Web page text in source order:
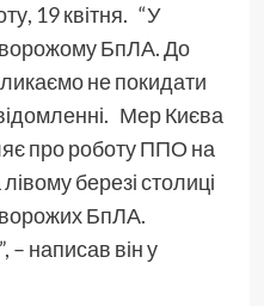
19 квітня. “У
БпЛА. До
не покидати
Мер Києва
про роботу ППО на
березі столиці
БпЛА.
– написав він у